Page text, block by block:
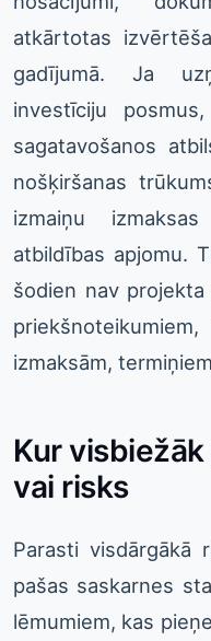
atkārtotas
gadījumā. Ja
investīciju
sagatavošanos
nošķiršanas
izmaiņu
atbildības apjomu.
šodien nav
izmaksām,
Kur
vai risks
Parasti visdārgākā
pašas saskarnes
lēmumiem, kas